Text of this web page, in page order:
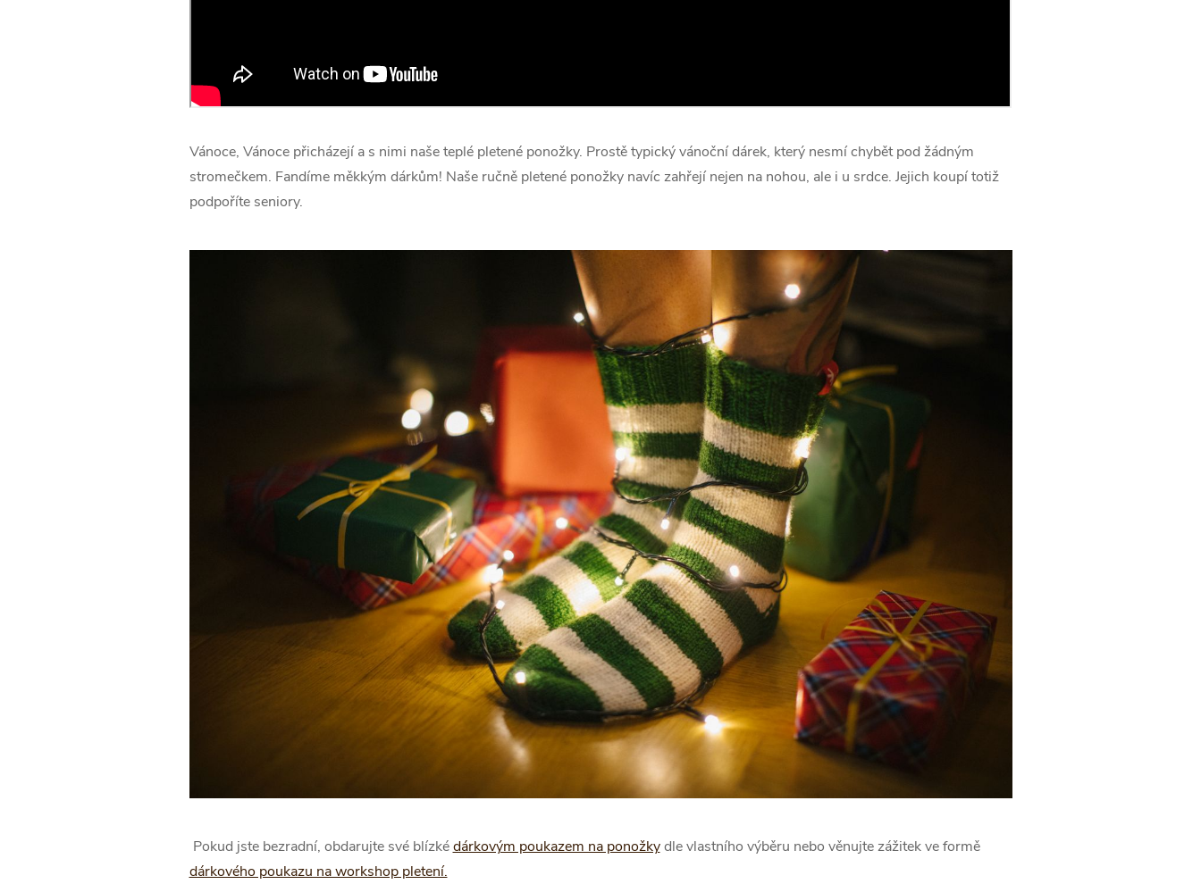
Vánoce, Vánoce přicházejí a s nimi naše teplé pletené ponožky. Prostě typický vánoční dárek, který nesmí chybět pod žádným
stromečkem. Fandíme měkkým dárkům! Naše ručně pletené ponožky navíc zahřejí nejen na nohou, ale i u srdce. Jejich koupí totiž
podpoříte seniory.
Pokud jste bezradní, obdarujte své blízkédárkovým poukazem na ponožkydle vlastního výběru nebo věnujte zážitek ve formě
dárkového poukazu na workshop pletení.